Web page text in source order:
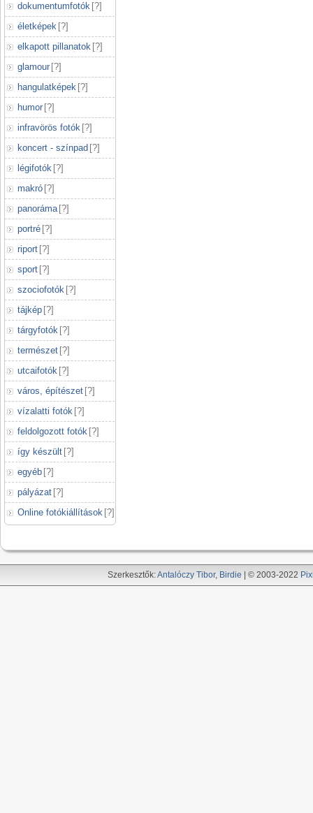
dokumentumfotók [?]
életképek [?]
elkapott pillanatok [?]
glamour [?]
hangulatképek [?]
humor [?]
infravörös fotók [?]
koncert - színpad [?]
légifotók [?]
makró [?]
panoráma [?]
portré [?]
riport [?]
sport [?]
szociofotók [?]
tájkép [?]
tárgyfotók [?]
természet [?]
utcaifotók [?]
város, építészet [?]
vízalatti fotók [?]
feldolgozott fotók [?]
így készült [?]
egyéb [?]
pályázat [?]
Online fotókiállítások [?]
Szerkesztők:Antalóczy Tibor, Birdie | © 2003-2022